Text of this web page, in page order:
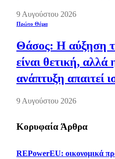
9 Αυγούστου 2026
Πρώτο Θέμα
Θάσος: Η αύξηση
είναι θετική, αλλά
ανάπτυξη απαιτεί
9 Αυγούστου 2026
Κορυφαία Άρθρα
REPowerEU: οικονομικά